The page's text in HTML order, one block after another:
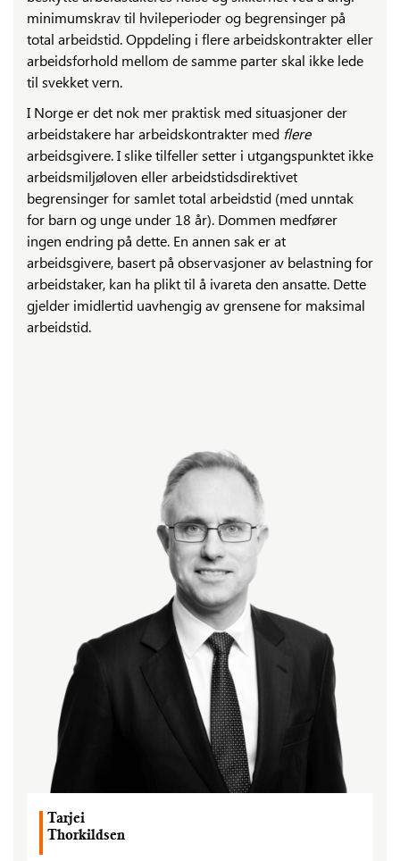
minimumskrav til hvileperioder og begrensinger på
total arbeidstid. Oppdeling i flere arbeidskontrakter eller
arbeidsforhold mellom de samme parter skal ikke lede
til svekket vern.
I Norge er det nok mer praktisk med situasjoner der
arbeidstakere har arbeidskontrakter med flere
arbeidsgivere. I slike tilfeller setter i utgangspunktet ikke
arbeidsmiljøloven eller arbeidstidsdirektivet
begrensinger for samlet total arbeidstid (med unntak
for barn og unge under 18 år). Dommen medfører
ingen endring på dette. En annen sak er at
arbeidsgivere, basert på observasjoner av belastning for
arbeidstaker, kan ha plikt til å ivareta den ansatte. Dette
gjelder imidlertid uavhengig av grensene for maksimal
arbeidstid.
Tarjei
Thorkildsen